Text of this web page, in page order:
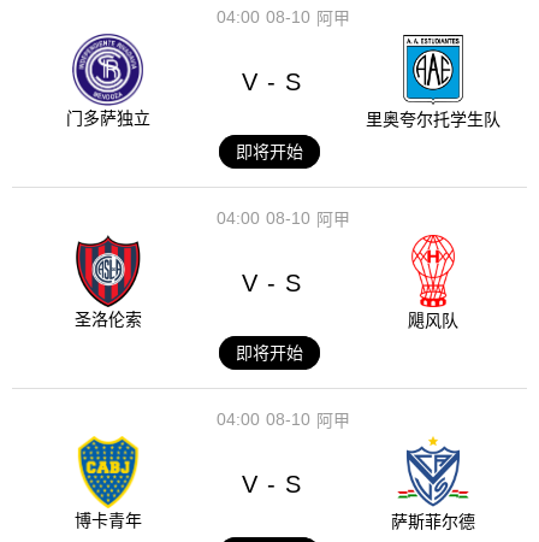
08-10
04:00 阿甲
门多萨独立
V - S
里奥夸尔托学生队
即将开始
08-10
04:00 阿甲
圣洛伦索
V - S
飓风队
即将开始
08-10
04:00 阿甲
博卡青年
V - S
萨斯菲尔德